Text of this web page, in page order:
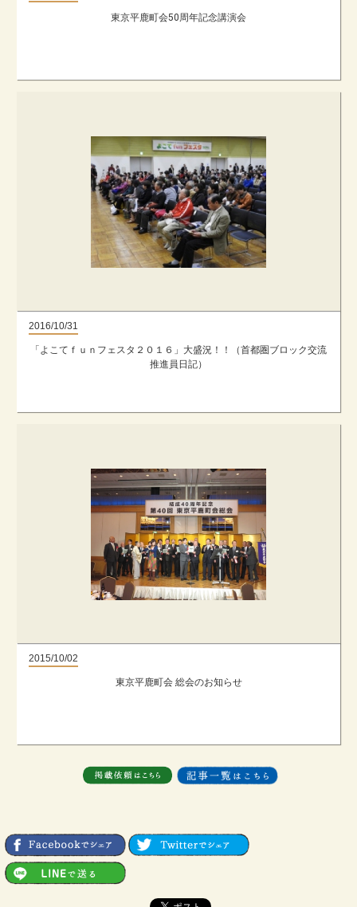
東京平鹿町会50周年記念講演会
2016/10/31
「よこてｆｕｎフェスタ２０１６」大盛況！！（首都圏ブロック交流
推進員日記）
2015/10/02
東京平鹿町会 総会のお知らせ